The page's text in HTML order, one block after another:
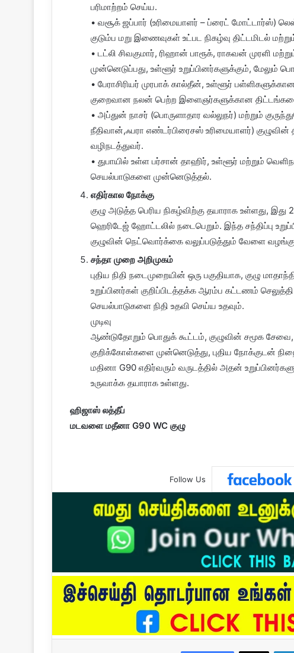
பரிமாற்றம் செய்ய.
• வசூக் ஜப்பார் (உரிமையாளர் – ப்ரைட் மோட்டார்ஸ்)
குடும்ப மறு இணைவுகள் உட்பட நிகழ்வு திட்டமிடல்
• டட்லி சிவகுமார், ரிஹான் பாரூக், ராகவன் முரளி
முன்னெடுப்பது, உள்ளூர் உறுப்பினர்களுக்கும், மேலும்
• பேராசிரியர் முரபாக் கால்தீன், உள்ளூர்
குறைவான நலன் பெற்ற இளைஞர்களுக்கான
• அப்துன் நாசர் (பொருளாதார வல்லுநர்) மற்றும்
நீதிவான்,ஃபரா எண்டர்பிரைசஸ் உரிமையாளர்) குழுவின்
வழிநடத்துவர்.
• துபாயில் உள்ள பர்சான் தாஹிர், உள்ளூர் மற்றும்
செயல்பாடுகளை முன்னெடுத்தல்.
எதிர்கால நோக்கு
குழு அடுத்த பெரிய நிகழ்விற்கு தயாராக உள்ளது,
ஹெரிடேஜ் ஹோட்டலில் நடைபெறும். இந்த சந்திப்பு
குழுவின் நெட்வொர்க்கை வலுப்படுத்தும் வேளை
சந்தா முறை அறிமுகம்
புதிய நிதி நடைமுறையின் ஒரு பகுதியாக, குழு
உறுப்பினர்கள் குறிப்பிடத்தக்க ஆரம்ப கட்டணம்
செயல்பாடுகளை நிதி உதவி செய்ய உதவும்.
முடிவு
ஆண்டுதோறும் பொதுக் கூட்டம், குழுவின் சமூக சேவை,
குறிக்கோள்களை முன்னெடுத்து, புதிய நோக்குடன்
மதினா G90 எதிர்வரும் வருடத்தில் அதன்
உருவாக்க தயாராக உள்ளது.
ஹிஜாஸ் லத்தீப்
மடவளை மதீனா G90 WC குழு
Follow Us